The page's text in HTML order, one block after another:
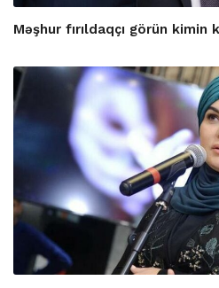
Məşhur fırıldaqçı görün kimin